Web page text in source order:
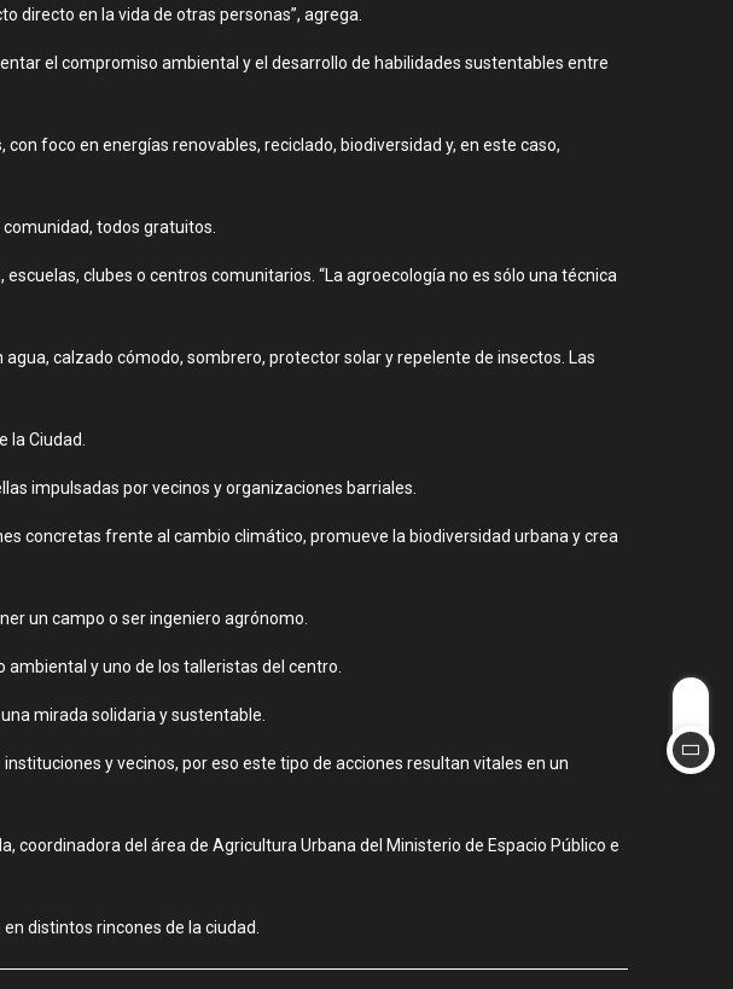
directo en la vida de otras personas”, agrega.
el compromiso ambiental y el desarrollo de habilidades sustentables entre
foco en energías renovables, reciclado, biodiversidad y, en este caso,
todos gratuitos.
clubes o centros comunitarios. “La agroecología no es sólo una técnica
calzado cómodo, sombrero, protector solar y repelente de insectos. Las
Ciudad.
impulsadas por vecinos y organizaciones barriales.
concretas frente al cambio climático, promueve la biodiversidad urbana y crea
un campo o ser ingeniero agrónomo.
y uno de los talleristas del centro.
mirada solidaria y sustentable.
y vecinos, por eso este tipo de acciones resultan vitales en un
coordinadora del área de Agricultura Urbana del Ministerio de Espacio Público e
distintos rincones de la ciudad.